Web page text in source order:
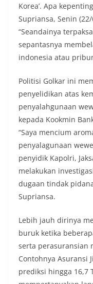
Korea’. Apa
Supriansa, Senin
“Seandainya
sepantasnya
indonesia atau
Politisi Golkar ini
penyelidikan atas
penyalahgunaan
kepada Kookmin
“Saya mencium
penyalagunaan
penyidik Kapolri,
melakukan
dugaan tindak
Supriansa.
Lebih jauh dirinya
buruk ketika
serta perasuransian
Contohnya Asuransi
prediksi hingga 16,7